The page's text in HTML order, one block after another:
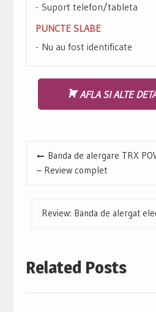
Suport telefon/tableta
PUNCTE SLABE
Nu au fost identificate
AFLA SI ALTE
NavigareBanda de alergare TRX
– Review complet
Review: Banda de alergat
Related Posts